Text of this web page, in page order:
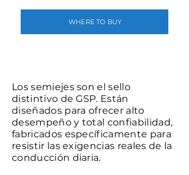
WHERE TO BUY
Los semiejes son el sello
distintivo de GSP. Están
diseñados para ofrecer alto
desempeño y total confiabilidad,
fabricados específicamente para
resistir las exigencias reales de la
conducción diaria.